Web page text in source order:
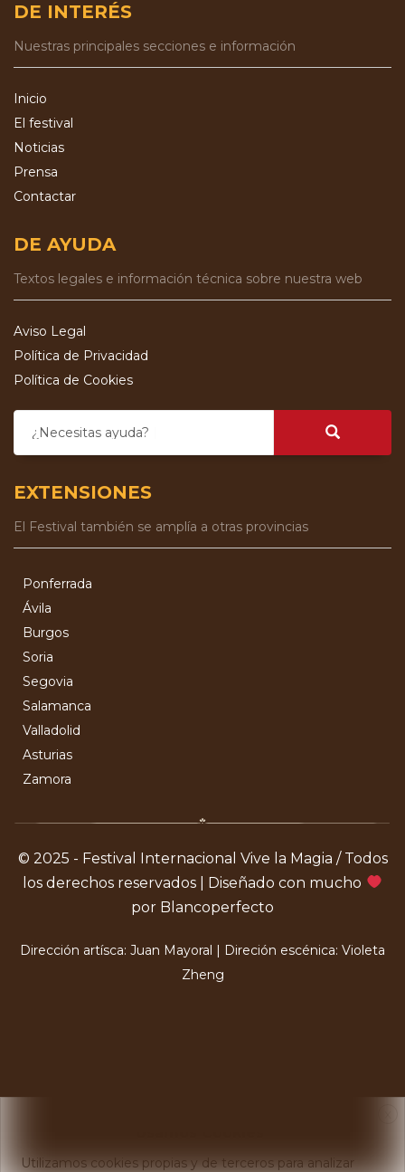
DE INTERÉS
Nuestras principales secciones e información
Inicio
El festival
Noticias
Prensa
Contactar
DE AYUDA
Textos legales e información técnica sobre nuestra web
Aviso Legal
Política de Privacidad
Política de Cookies
¿Necesitas ayuda?
EXTENSIONES
El Festival también se amplía a otras provincias
Ponferrada
Ávila
Burgos
Soria
Segovia
Salamanca
Valladolid
Asturias
Zamora
© 2025 - Festival Internacional Vive la Magia / Todos
los derechos reservados | Diseñado con mucho
por Blancoperfecto
Dirección artísca: Juan Mayoral | Direción escénica: Violeta
Zheng
Utilizamos cookies propias y de terceros para analizar